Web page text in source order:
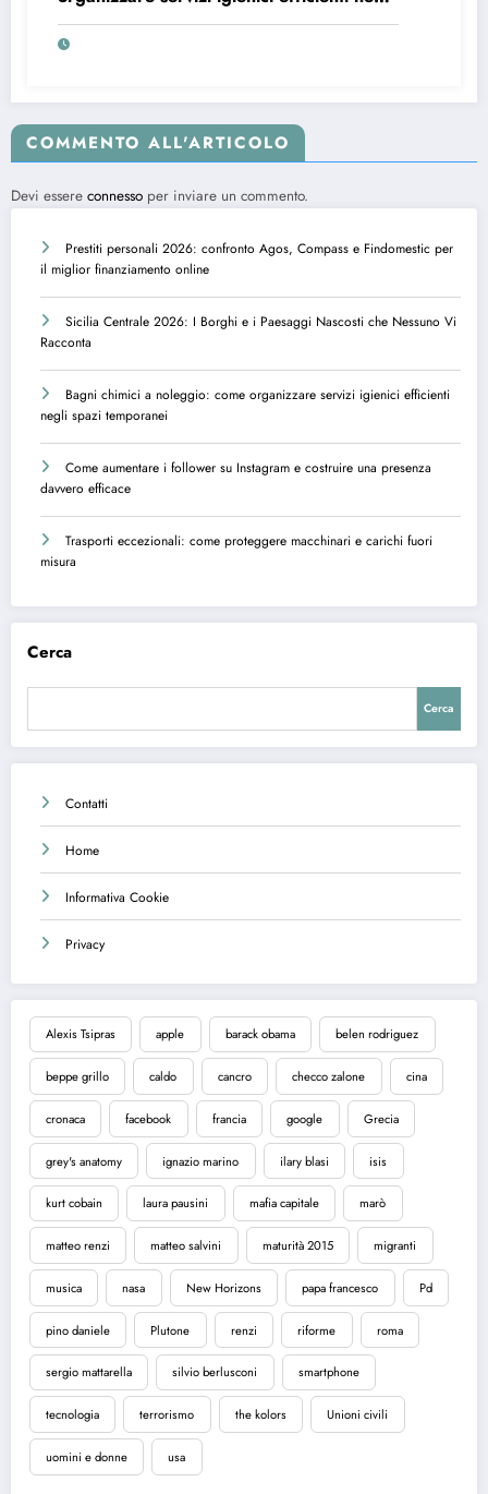
spazi temporanei
COMMENTO ALL'ARTICOLO
Devi essere connesso per inviare un commento.
Prestiti personali 2026: confronto Agos, Compass e Findomestic per
il miglior finanziamento online
Sicilia Centrale 2026: I Borghi e i Paesaggi Nascosti che Nessuno Vi
Racconta
Bagni chimici a noleggio: come organizzare servizi igienici efficienti
negli spazi temporanei
Come aumentare i follower su Instagram e costruire una presenza
davvero efficace
Trasporti eccezionali: come proteggere macchinari e carichi fuori
misura
Cerca
Cerca
Contatti
Home
Informativa Cookie
Privacy
Alexis Tsipras apple barack obama belen rodriguez
beppe grillo caldo cancro checco zalone cina
cronaca facebook francia google Grecia
grey's anatomy ignazio marino ilary blasi isis
kurt cobain laura pausini mafia capitale marò
matteo renzi matteo salvini maturità 2015 migranti
musica nasa New Horizons papa francesco Pd
pino daniele Plutone renzi riforme roma
sergio mattarella silvio berlusconi smartphone
tecnologia terrorismo the kolors Unioni civili
uomini e donne usa